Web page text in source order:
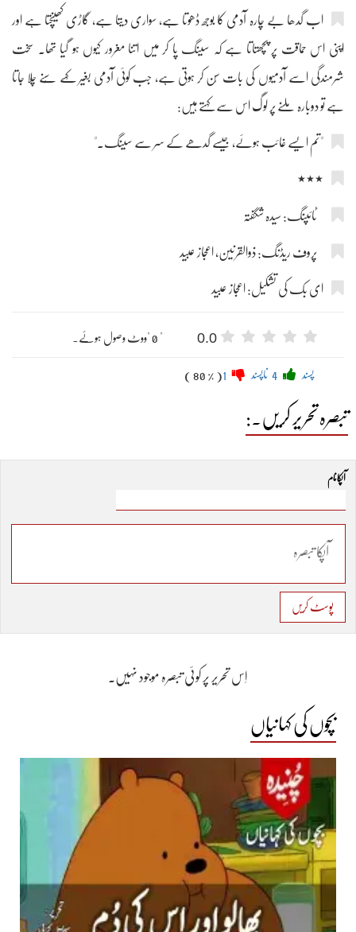
اب گدھا بے چارہ آدمی کا بوجھ ڈھوتا ہے، سواری دیتا ہے، گاڑی کھینچتا ہے اور
اپنی اس حماقت پر پچھتاتا ہے کہ سینگ پا کر میں اتنا مغرور کیوں ہو گیا تھا۔ سخت
شرمندگی اسے آدمیوں کی بات سُن کر ہوتی ہے، جب کوئی آدمی بغیر کہے سُنے چلا جاتا
ہے تو دوبارہ ملنے پر لوگ اس سے کہتے ہیں:
"تم ایسے غائب ہوئے، جیسے گدھے کے سر سے سینگ۔"
٭٭٭
ٹائپنگ: سیدہ شگفتہ
پروف ریڈنگ: ذوالقرنین، اعجاز عبید
ای بک کی تشکیل: اعجاز عبید
0.0 " 0 "ووٹ وصول ہوئے۔
پسند ناپسند ( 80 % )
تبصرہ تحریر کریں۔:
آپکا نام
پوسٹ کریں
اِس تحریر پر کوئی تبصرہ موجود نہیں۔
بچوں کی کہانیاں